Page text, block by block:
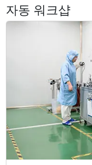
자동 워크샵